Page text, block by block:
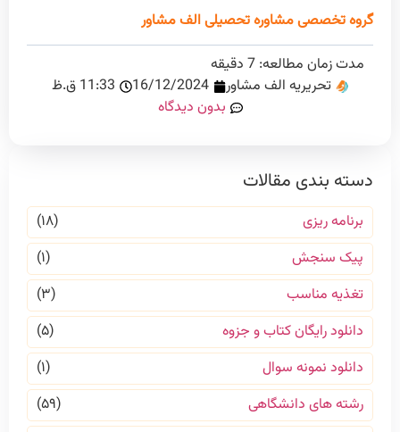
گروه تخصصی مشاوره تحصیلی الف مشاور
مدت زمان مطالعه: 7 دقیقه
تحریریه الف مشاور
16/12/2024
11:33 ق.ظ
بدون دیدگاه
دسته بندی مقالات
برنامه ریزی
(۱۸)
پیک سنجش
(۱)
تغذیه مناسب
(۳)
دانلود رایگان کتاب و جزوه
(۵)
دانلود نمونه سوال
(۱)
رشته های دانشگاهی
(۵۹)